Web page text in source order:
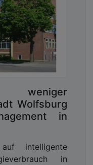
Wolfsburg
in
intelligente
in